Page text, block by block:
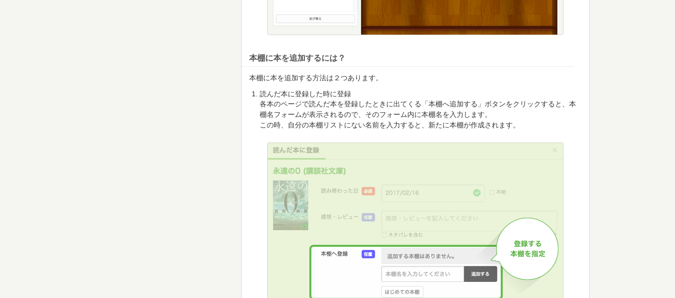
本棚に本を追加するには？
本棚に本を追加する方法は２つあります。
読んだ本に登録した時に登録
各本のページで読んだ本を登録したときに出てくる「本棚へ追加する」ボタンをクリックすると、本
棚名フォームが表示されるので、そのフォーム内に本棚名を入力します。
この時、自分の本棚リストにない名前を入力すると、新たに本棚が作成されます。